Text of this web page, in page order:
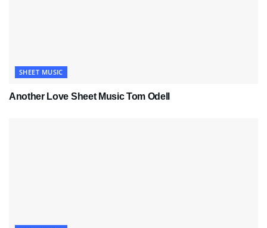
SHEET MUSIC
Another Love Sheet Music Tom Odell